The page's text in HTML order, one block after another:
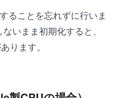
ることを忘れずに行いま
いまま初期化すると、
ります。